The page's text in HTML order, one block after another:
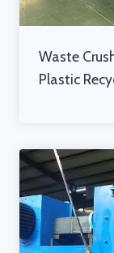
Waste
Plastic